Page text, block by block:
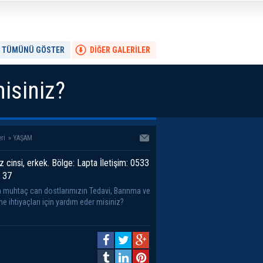
DİĞER GALERİLER
TÜMÜNÜ GÖSTER
» YAŞAM
cinsi, erkek. Bölge: Lapta İletişim: 0533
37
muhtaç can dostlarımızın Tedavi, Barınma ve
ihtiyaçları için yardım eder misiniz?